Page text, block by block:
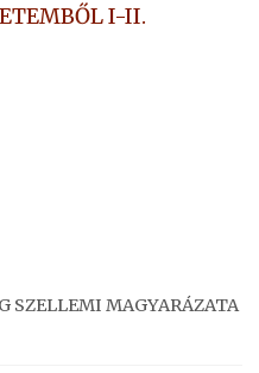
I-II.
SZELLEMI MAGYARÁZATA